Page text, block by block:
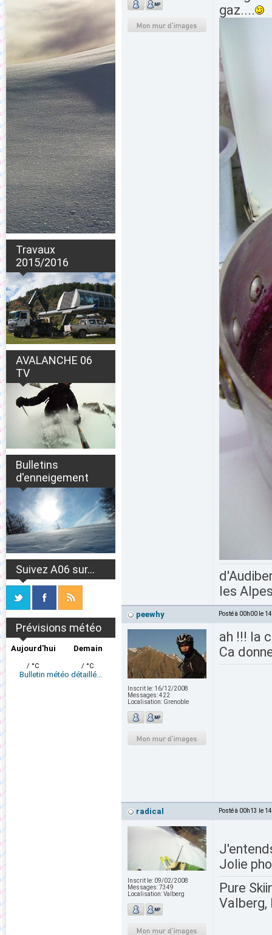
Travaux
2015/2016
AVALANCHE 06
TV
Bulletins
d'enneigement
Suivez A06 sur...
Prévisions météo
Aujourd'hui
/ °C
Demain
/ °C
Bulletin météo détaillé...
gaz....
les
peewhy Posté à 00h00 le
Inscrit le: 16/12/2008
Messages:422
Localisation: Grenoble
ah !!! la
Ca
radical Posté à 00h13 le
Inscrit le: 09/02/2008
Messages:7349
Localisation:Valberg
Jolie
Pure
Valberg,